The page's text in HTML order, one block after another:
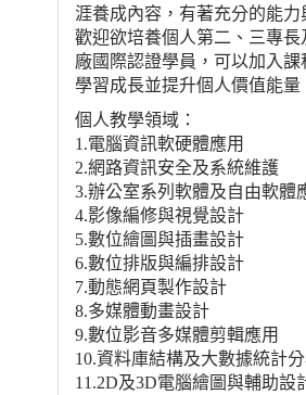
涯養成內容，有著充分的能力
歡迎欲培養個人第二、三專長
廠國際認證學員，可以加入課
學習成長並提升個人價值能量
個人教學領域：
1.電腦資訊軟硬體應用
2.網路資訊安全及系統維護
3.辦公室系列軟體及自由軟體
4.影像編修與視覺設計
5.數位繪圖與插畫設計
6.數位排版與編排設計
7.動態網頁製作設計
8.多媒體動畫設計
9.數位影音多媒體剪輯應用
10.資料庫結構及大數據統計
11.2D及3D電腦繪圖與輔助設